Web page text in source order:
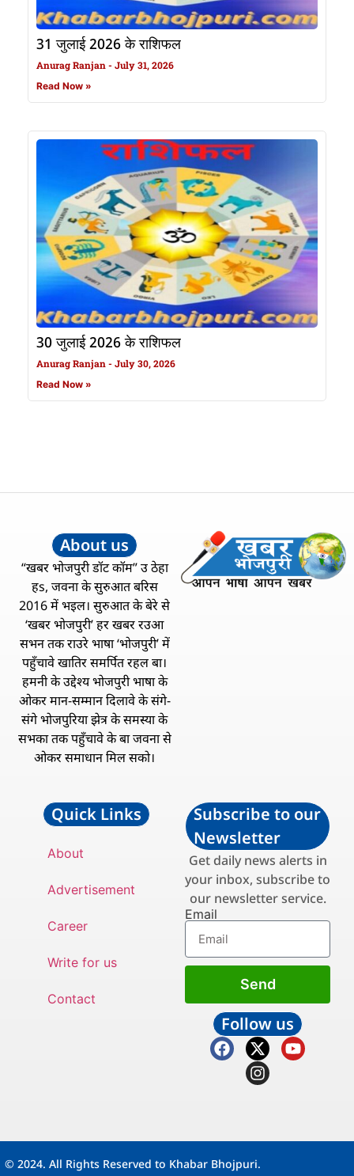
31 जुलाई 2026 के राशिफल
Anurag Ranjan July 31, 2026
Read Now »
30 जुलाई 2026 के राशिफल
Anurag Ranjan July 30, 2026
Read Now »
About us
“खबर भोजपुरी डॉट कॉम” उ ठेहा
हs, जवना के सुरुआत बरिस
2016 में भइल। सुरुआत के बेरे से
‘खबर भोजपुरी’ हर खबर रउआ
सभन तक राउरे भाषा ‘भोजपुरी’ में
पहुँचावे खातिर समर्पित रहल बा।
हमनी के उद्देश्य भोजपुरी भाषा के
ओकर मान-सम्मान दिलावे के संगे-
संगे भोजपुरिया झेत्र के समस्या के
सभका तक पहुँचावे के बा जवना से
ओकर समाधान मिल सको।
Quick Links
About
Advertisement
Career
Write for us
Contact
Subscribe to our
Newsletter
Get daily news alerts in
your inbox, subscribe to
our newsletter service.
Email
Send
Follow us
© 2024. All Rights Reserved to Khabar Bhojpuri.